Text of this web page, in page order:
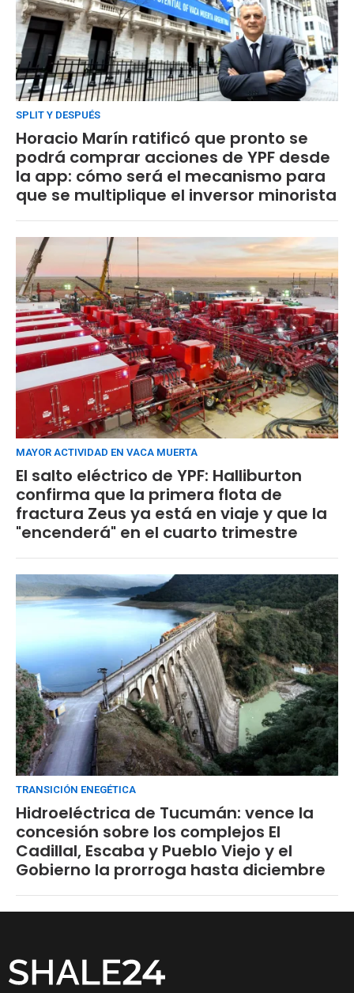
SPLIT Y DESPUÉS
Horacio Marín ratificó que pronto se
podrá comprar acciones de YPF desde
la app: cómo será el mecanismo para
que se multiplique el inversor minorista
MAYOR ACTIVIDAD EN VACA MUERTA
El salto eléctrico de YPF: Halliburton
confirma que la primera flota de
fractura Zeus ya está en viaje y que la
"encenderá" en el cuarto trimestre
TRANSICIÓN ENEGÉTICA
Hidroeléctrica de Tucumán: vence la
concesión sobre los complejos El
Cadillal, Escaba y Pueblo Viejo y el
Gobierno la prorroga hasta diciembre